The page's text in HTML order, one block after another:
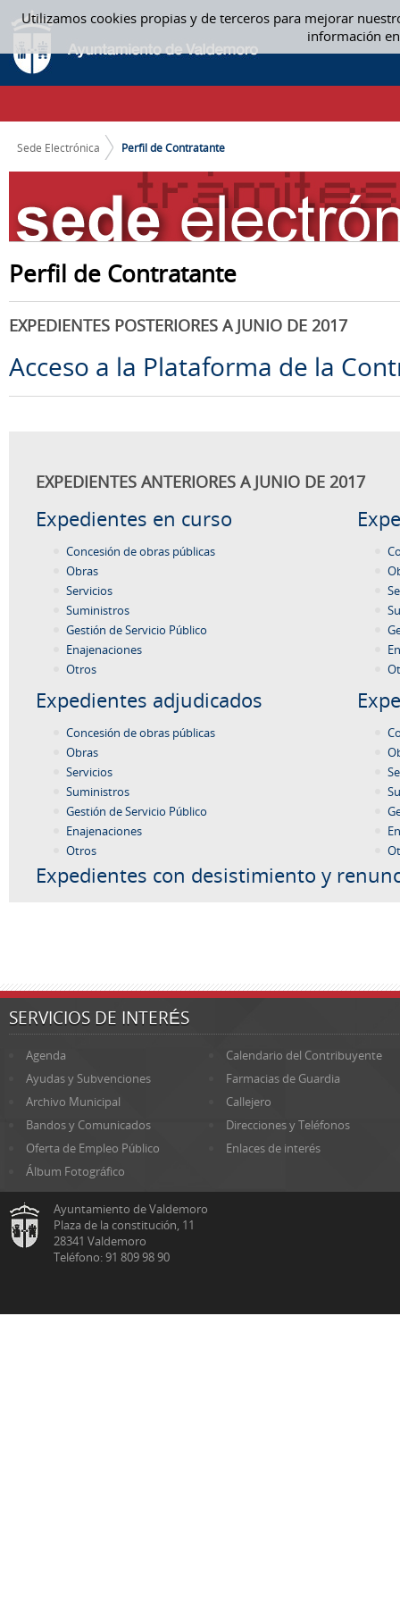
Utilizamos cookies propias y de terceros para mejorar
información
Saltar al contenido
PERFIL DE CONTRATANTE
CAMINO DE MIGAS
Sede Electrónica Perfil de Contratante
Perfil de Contratante
EXPEDIENTES POSTERIORES A JUNIO DE 2017
Acceso a la Plataforma de la
EXPEDIENTES ANTERIORES A JUNIO DE 2017
Expedientes en curso
Concesión de obras públicas
Obras
Servicios
Suministros
Gestión de Servicio Público
Enajenaciones
Otros
Expedientes adjudicados
Concesión de obras públicas
Obras
Servicios
Suministros
Gestión de Servicio Público
Enajenaciones
Otros
Expedientes con desistimiento y
SERVICIOS DE INTERÉS
Agenda
Calendario del Contribuyente
Ayudas y Subvenciones
Farmacias de Guardia
Archivo Municipal
Callejero
Bandos y Comunicados
Direcciones y Teléfonos
Oferta de Empleo Público
Enlaces de interés
Álbum Fotográfico
Ayuntamiento de Valdemoro
Plaza de la constitución, 11
28341 Valdemoro
Teléfono: 91 809 98 90